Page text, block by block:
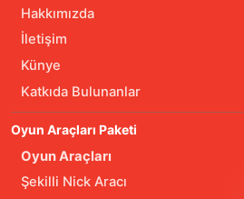
Hakkımızda
İletişim
Künye
Katkıda Bulunanlar
Oyun Araçları Paketi
Oyun Araçları
Şekilli Nick Aracı